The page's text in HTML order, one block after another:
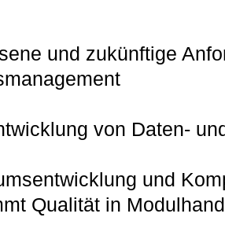
und zukünftige
von Daten-
und
Qualität in